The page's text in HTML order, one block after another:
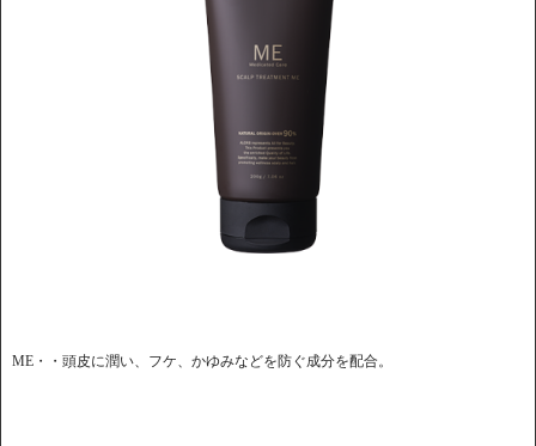
ME・・頭皮に潤い、フケ、かゆみなどを防ぐ成分を配合。